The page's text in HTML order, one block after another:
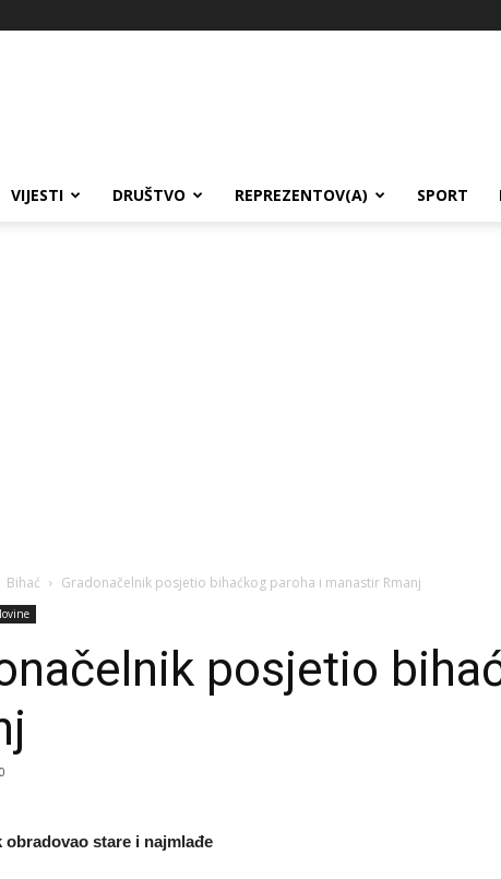
VIJESTI DRUŠTVO REPREZENTOV(A) SPORT
Bihać Gradonačelnik posjetio bihaćkog paroha i manastir Rmanj
posjetio
0
obradovao stare i najmlađe